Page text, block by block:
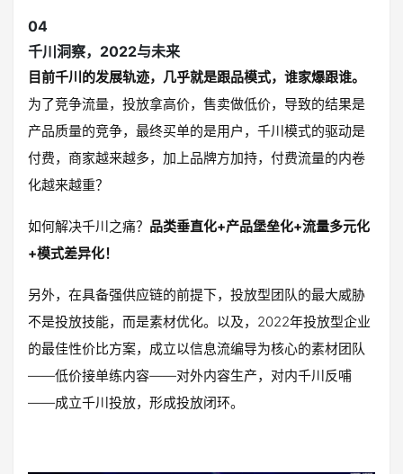
04
千川洞察，2022与未来
目前千川的发展轨迹，几乎就是跟品模式，谁家爆跟谁。
为了竞争流量，投放拿高价，售卖做低价，导致的结果是
产品质量的竞争，最终买单的是用户，千川模式的驱动是
付费，商家越来越多，加上品牌方加持，付费流量的内卷
化越来越重？
如何解决千川之痛？ 品类垂直化+产品堡垒化+流量多元化
+模式差异化！
另外，在具备强供应链的前提下，投放型团队的最大威胁
不是投放技能，而是素材优化。以及，2022年投放型企业
的最佳性价比方案，成立以信息流编导为核心的素材团队
——低价接单练内容——对外内容生产，对内千川反哺
——成立千川投放，形成投放闭环。